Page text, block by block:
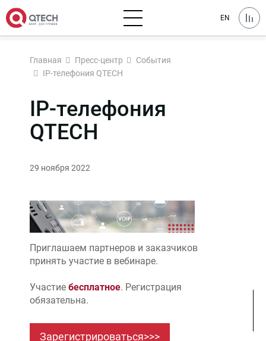
EN
Главная Пресс-центр
События
IP-телефония QTECH
IP-телефония
QTECH
29 ноября 2022
Приглашаем партнеров и заказчиков
принять участие в вебинаре.
Участие бесплатное. Регистрация
обязательна.